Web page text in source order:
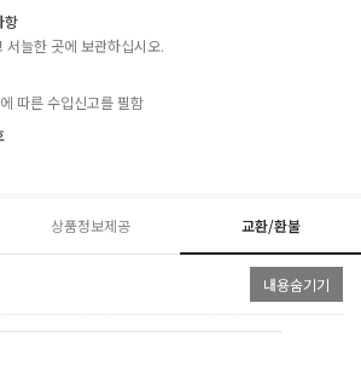
항
서늘한 곳에 보관하십시오.
따른 수입신고를 필함
상품정보제공 교환/환불
내용숨기기